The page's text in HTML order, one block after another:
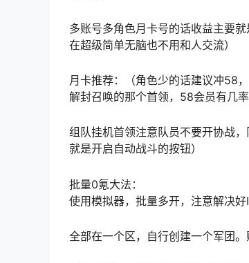
多账号多角色月卡号的话收益主要
在超级简单无脑也不用和人交流）
月卡推荐：（角色少的话建议冲58
解封召唤的那个首领，58会员有几
组队挂机首领注意队员不要开协战
就是开启自动战斗的按钮）
批量0氪大法：
使用模拟器，批量多开，注意解决好
全部在一个区，自行创建一个军团。